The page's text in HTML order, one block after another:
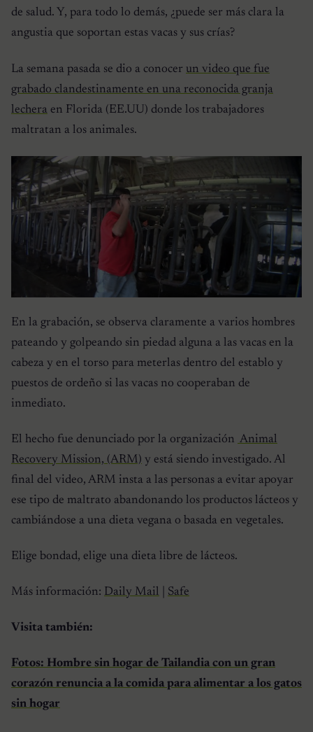
de salud. Y, para todo lo demás, ¿puede ser más clara la
angustia que soportan estas vacas y sus crías?
La semana pasada se dio a conocer un video que fue
grabado clandestinamente en una reconocida granja
lechera en Florida (EE.UU) donde los trabajadores
maltratan a los animales.
En la grabación, se observa claramente a varios hombres
pateando y golpeando sin piedad alguna a las vacas en la
cabeza y en el torso para meterlas dentro del establo y
puestos de ordeño si las vacas no cooperaban de
inmediato.
El hecho fue denunciado por la organización Animal
Recovery Mission, (ARM) y está siendo investigado. Al
final del video, ARM insta a las personas a evitar apoyar
ese tipo de maltrato abandonando los productos lácteos y
cambiándose a una dieta vegana o basada en vegetales.
Elige bondad, elige una dieta libre de lácteos.
Más información: Daily Mail Safe
Visita también:
Fotos: Hombre sin hogar de Tailandia con un gran
corazón renuncia a la comida para alimentar a los gatos
sin hogar